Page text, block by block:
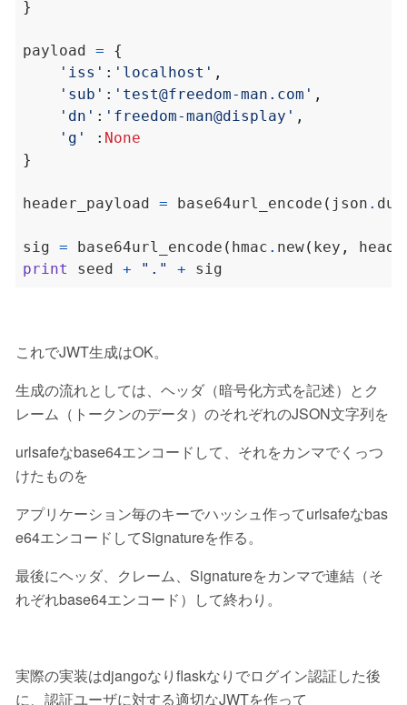
}
payload =
{
'iss' : 'localhost' ,
'sub' : 'test@freedom-man.com' ,
'dn' : 'freedom-man@display' ,
'g'
: None
}
header_payload = base64url_encode ( json .
sig = base64url_encode ( hmac . new( key ,
print
seed + "." +
これでJWT生成はOK。
生成の流れとしては、ヘッダ（暗号化方式を記述）とク
レーム（トークンのデータ）のそれぞれのJSON文字列を
urlsafeなbase64エンコードして、それをカンマでくっつ
けたものを
アプリケーション毎のキーでハッシュ作ってurlsafeなbas
e64エンコードしてSignatureを作る。
最後にヘッダ、クレーム、Signatureをカンマで連結（そ
れぞれbase64エンコード）して終わり。
実際の実装はdjangoなりflaskなりでログイン認証した後
に、認証ユーザに対する適切なJWTを作って